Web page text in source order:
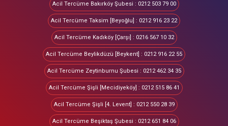
Acil Tercüme Bakırköy Şubesi : 0212 503 79 00
Acil Tercüme Taksim [Beyoğlu] : 0212 916 23 22
Acil Tercüme Kadıköy [Çarşı] : 0216 567 10 32
Acil Tercüme Beylikdüzü [Beykent] : 0212 916 22 55
Acil Tercüme Zeytinburnu Şubesi : 0212 462 34 35
Acil Tercüme Şişli [Mecidiyeköy] : 0212 515 86 41
Acil Tercüme Şişli [4. Levent] : 0212 550 28 39
Acil Tercüme Beşiktaş Şubesi : 0212 651 84 06